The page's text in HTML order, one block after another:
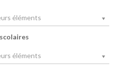
éléments
éléments